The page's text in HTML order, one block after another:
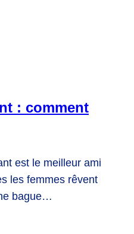
: comment
est le meilleur ami
les femmes rêvent
bague…